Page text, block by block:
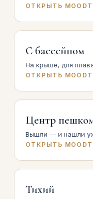
ОТКРЫТЬ
С бассейном
На крыше, для
ОТКРЫТЬ
Центр
Вышли — и нашли
ОТКРЫТЬ
Тихий